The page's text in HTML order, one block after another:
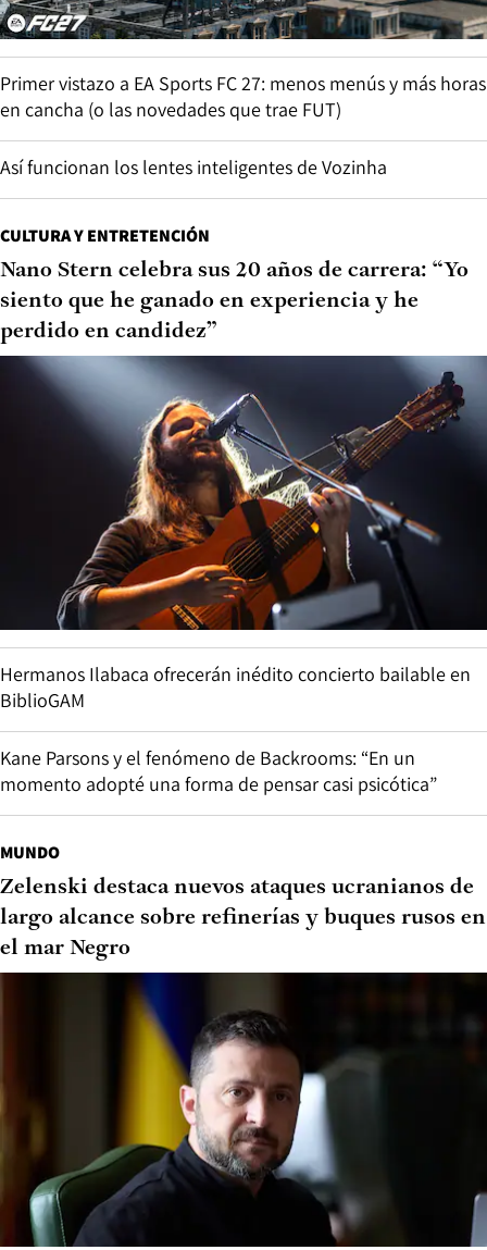
Primer vistazo a EA Sports FC 27: menos menús y más horas
en cancha (o las novedades que trae FUT)
Así funcionan los lentes inteligentes de Vozinha
CULTURA Y ENTRETENCIÓN
Nano Stern celebra sus 20 años de carrera: “Yo
siento que he ganado en experiencia y he
perdido en candidez”
Hermanos Ilabaca ofrecerán inédito concierto bailable en
BiblioGAM
Kane Parsons y el fenómeno de Backrooms: “En un
momento adopté una forma de pensar casi psicótica”
MUNDO
Zelenski destaca nuevos ataques ucranianos de
largo alcance sobre refinerías y buques rusos en
el mar Negro